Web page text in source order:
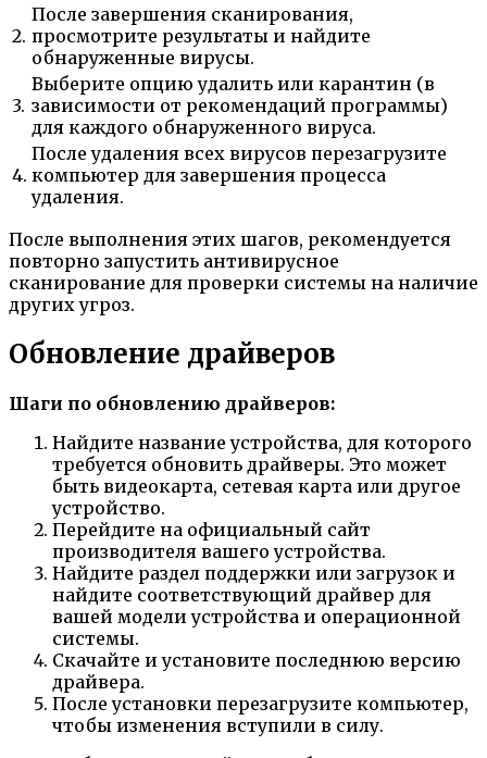
2.
После завершения сканирования,
просмотрите результаты и найдите
обнаруженные вирусы.
3.
Выберите опцию удалить или карантин (в
зависимости от рекомендаций программы)
для каждого обнаруженного вируса.
4.
После удаления всех вирусов перезагрузите
компьютер для завершения процесса
удаления.
После выполнения этих шагов, рекомендуется
повторно запустить антивирусное
сканирование для проверки системы на наличие
других угроз.
Обновление драйверов
Шаги по обновлению драйверов:
Найдите название устройства, для которого
требуется обновить драйверы. Это может
быть видеокарта, сетевая карта или другое
устройство.
Перейдите на официальный сайт
производителя вашего устройства.
Найдите раздел поддержки или загрузок и
найдите соответствующий драйвер для
вашей модели устройства и операционной
системы.
Скачайте и установите последнюю версию
драйвера.
После установки перезагрузите компьютер,
чтобы изменения вступили в силу.